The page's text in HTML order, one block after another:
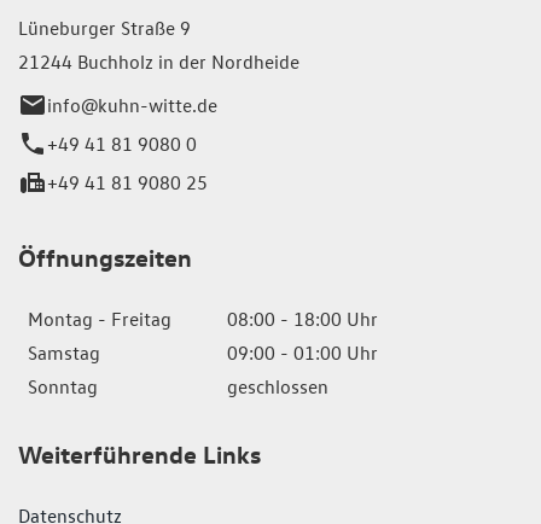
Lüneburger Straße 9
21244 Buchholz in der Nordheide
info@kuhn-witte.de
+49 41 81 9080 0
+49 41 81 9080 25
Öffnungszeiten
Montag - Freitag
08:00 - 18:00 Uhr
Samstag
09:00 - 01:00 Uhr
Sonntag
geschlossen
Weiterführende Links
Datenschutz